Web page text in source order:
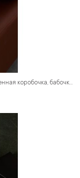
Пример подарочного набора Keyman (фирменная коробочка, бабочка и подтяжки)